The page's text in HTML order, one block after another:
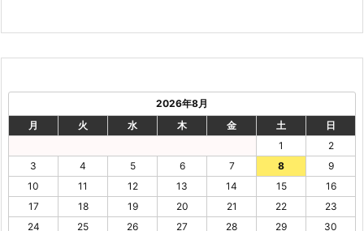
2026年8月
月
火 水 木 金 土
日
1
2
3
4 5 6 7 8
9
10
11 12 13 14 15
16
17
18 19 20 21 22
23
24
25 26 27 28 29
30